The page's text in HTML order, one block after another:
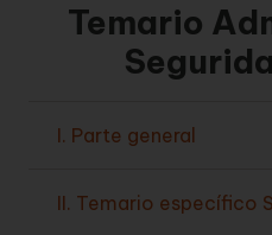
Temario
I. Parte general
II. Temario específico